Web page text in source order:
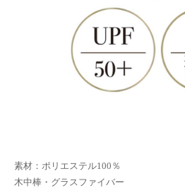
素材：ポリエステル100％
木中棒・グラスファイバー